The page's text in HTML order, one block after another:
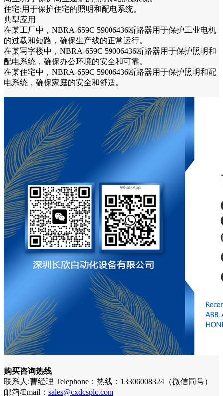
住宅:用于保护住宅的照明和配电系统。
典型应用
在某工厂中，NBRA-659C 59006436断路器用于保护工业电机
的过载和短路，确保生产线的正常运行。
在某写字楼中，NBRA-659C 59006436断路器用于保护照明和
配电系统，确保办公环境的安全和可靠。
在某住宅中，NBRA-659C 59006436断路器用于保护照明和配
电系统，确保家庭的安全和舒适。
购买咨询热线
联系人:曹经理 Telephone：热线：13306008324（微信同号）
邮箱/Email： sales@cxdcsplc.com